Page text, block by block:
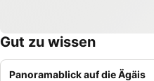
Gut zu wissen
Panoramablick auf die Ägäis